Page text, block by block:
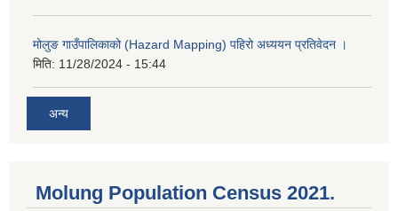
मोलुङ गाउँपालिकाको (Hazard Mapping) पहिरो अध्ययन प्रतिवेदन ।
मिति: 11/28/2024 - 15:44
अन्य
Molung Population Census 2021.